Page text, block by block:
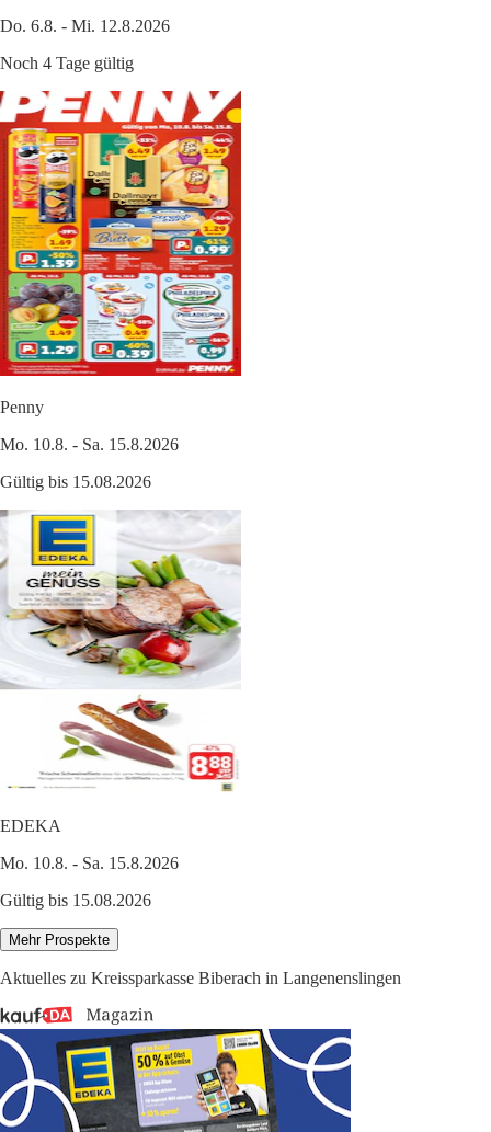
Do. 6.8. - Mi. 12.8.2026
Noch 4 Tage gültig
Penny
Mo. 10.8. - Sa. 15.8.2026
Gültig bis 15.08.2026
EDEKA
Mo. 10.8. - Sa. 15.8.2026
Gültig bis 15.08.2026
Mehr Prospekte
Aktuelles zu Kreissparkasse Biberach in Langenenslingen